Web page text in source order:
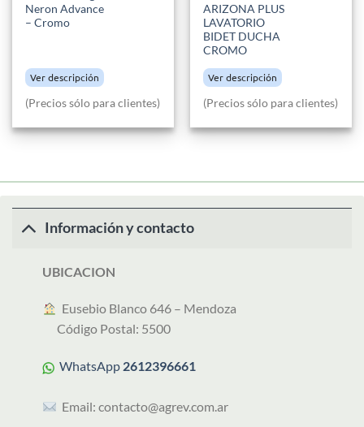
Neron Advance
– Cromo
Ver descripción
(Precios sólo para clientes)
ARIZONA PLUS
LAVATORIO
BIDET DUCHA
CROMO
Ver descripción
(Precios sólo para clientes)
Información y contacto
UBICACION
︎ Eusebio Blanco 646 – Mendoza
Código Postal: 5500
WhatsApp 2612396661
Email:contacto@agrev.com.ar